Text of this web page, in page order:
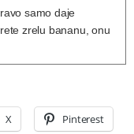
samo daje
zrelu bananu, onu
X Pinterest